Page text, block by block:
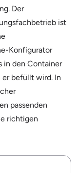
Der
ist
Konfigurator
in den Container
befüllt wird. In
passenden
richtigen